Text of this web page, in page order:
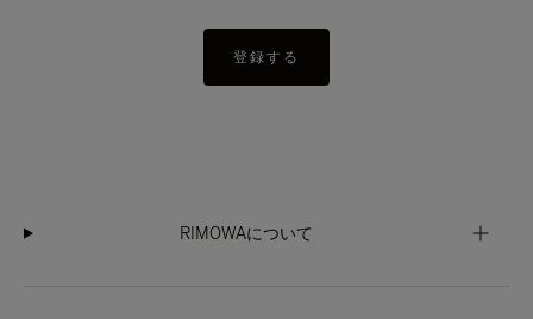
登録する
RIMOWAについて